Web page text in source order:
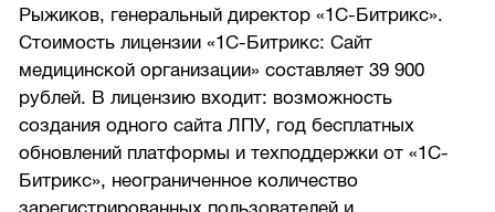
Рыжиков, генеральный директор «1С-Битрикс».
Стоимость лицензии «1С-Битрикс: Сайт
медицинской организации» составляет 39 900
рублей. В лицензию входит: возможность
создания одного сайта ЛПУ, год бесплатных
обновлений платформы и техподдержки от «1С-
Битрикс», неограниченное количество